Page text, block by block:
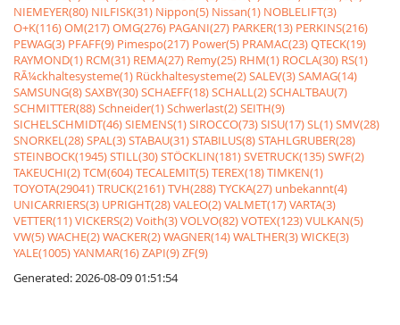
NIEMEYER(80) NILFISK(31) Nippon(5) Nissan(1) NOBLELIFT(3)
O+K(116)OM(217)OMG(276) PAGANI(27) PARKER(13) PERKINS(216)
PEWAG(3) PFAFF(9) Pimespo(217) Power(5) PRAMAC(23)QTECK(19)
RAYMOND(1) RCM(31) REMA(27) Remy(25) RHM(1) ROCLA(30) RS(1)
RÃ¼ckhaltesysteme(1) Rückhaltesysteme(2)SALEV(3)SAMAG(14)
SAMSUNG(8)SAXBY(30)SCHAEFF(18)SCHALL(2)SCHALTBAU(7)
SCHMITTER(88)Schneider(1)Schwerlast(2)SEITH(9)
SICHELSCHMIDT(46)SIEMENS(1)SIROCCO(73)SISU(17)SL(1)SMV(28)
SNORKEL(28)SPAL(3)STABAU(31)STABILUS(8)STAHLGRUBER(28)
STEINBOCK(1945)STILL(30)STÖCKLIN(181)SVETRUCK(135)SWF(2)
TAKEUCHI(2)TCM(604)TECALEMIT(5)TEREX(18)TIMKEN(1)
TOYOTA(29041)TRUCK(2161)TVH(288)TYCKA(27) unbekannt(4)
UNICARRIERS(3) UPRIGHT(28)VALEO(2)VALMET(17)VARTA(3)
VETTER(11)VICKERS(2)Voith(3)VOLVO(82)VOTEX(123)VULKAN(5)
VW(5)WACHE(2)WACKER(2)WAGNER(14)WALTHER(3)WICKE(3)
YALE(1005)YANMAR(16)ZAPI(9)ZF(9)
Generated: 2026-08-09 01:51:54